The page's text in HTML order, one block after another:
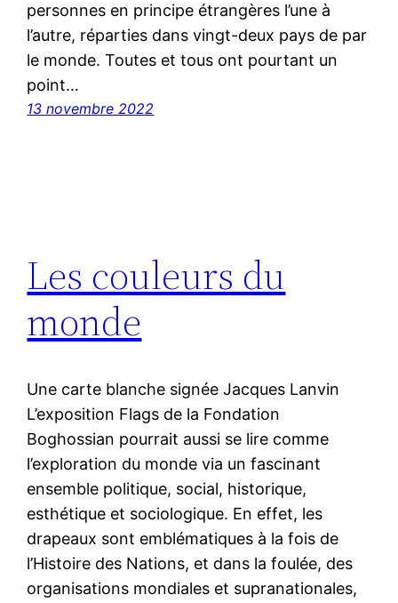
personnes en principe étrangères l’une à
l’autre, réparties dans vingt-deux pays de par
le monde. Toutes et tous ont pourtant un
point…
13 novembre 2022
Les couleurs du
monde
Une carte blanche signée Jacques Lanvin
L’exposition Flags de la Fondation
Boghossian pourrait aussi se lire comme
l’exploration du monde via un fascinant
ensemble politique, social, historique,
esthétique et sociologique. En effet, les
drapeaux sont emblématiques à la fois de
l’Histoire des Nations, et dans la foulée, des
organisations mondiales et supranationales,